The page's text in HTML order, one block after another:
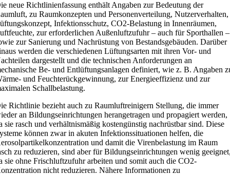
neue Richtlinienfassung enthält Angaben zur Bedeutung der
zu Raumkonzepten und Personenverteilung, Nutzerverhalten,
Infektionsschutz, CO2-Belastung in Innenräumen,
zur erforderlichen Außenluftzufuhr – auch für Sporthallen –
zur Sanierung und Nachrüstung von Bestandsgebäuden. Darüber
werden die verschiedenen Lüftungsarten mit ihren Vor- und
dargestellt und die technischen Anforderungen an
Be- und Entlüftungsanlagen definiert, wie z. B. Angaben
und Feuchterückgewinnung, zur Energieeffizienz und zur
Schallbelastung.
Richtlinie bezieht auch zu Raumluftreinigern Stellung, die immer
an Bildungseinrichtungen herangetragen und propagiert werden,
sie rasch und verhältnismäßig kostengünstig nachrüstbar sind. Diese
können zwar in akuten Infektionssituationen helfen, die
und damit die Virenbelastung im Raum
zu reduzieren, sind aber für Bildungseinrichtungen wenig
sie ohne Frischluftzufuhr arbeiten und somit auch die CO2-
nicht reduzieren. Nähere Informationen zu